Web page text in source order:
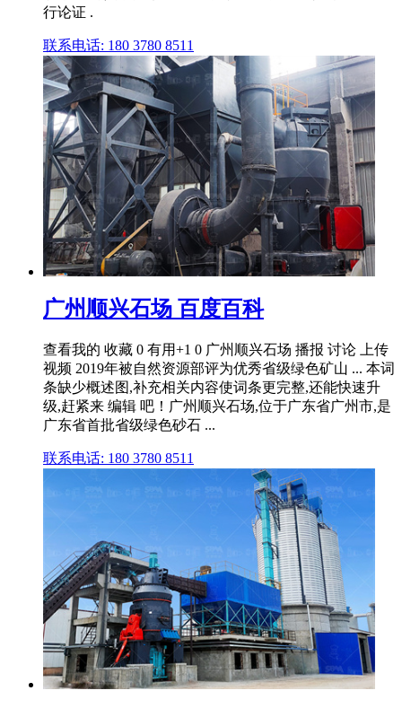
行论证 .
联系电话: 180 3780 8511
广州顺兴石场 百度百科
查看我的 收藏 0 有用+1 0 广州顺兴石场 播报 讨论 上传
视频 2019年被自然资源部评为优秀省级绿色矿山 ... 本词
条缺少概述图,补充相关内容使词条更完整,还能快速升
级,赶紧来 编辑 吧！广州顺兴石场,位于广东省广州市,是
广东省首批省级绿色砂石 ...
联系电话: 180 3780 8511